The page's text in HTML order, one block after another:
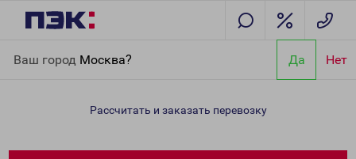
Ваш город Москва? Да Нет
Димитровград
Рассчитать и заказать перевозку